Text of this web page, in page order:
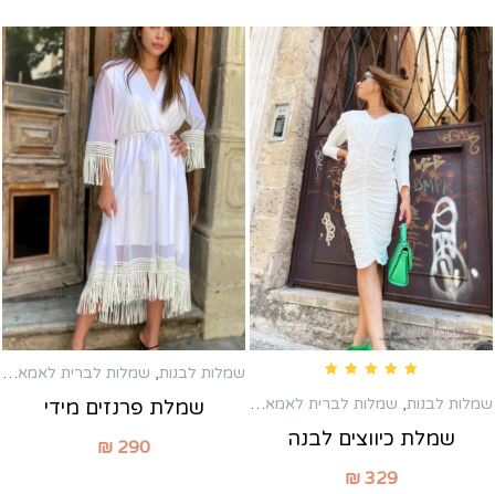
שמלות לבנות, שמלות לברית לאמא, שמלות לשבת חתן,שמלות מיני
שמלת כיווצים לבנה
₪ 329
שמלות לבנות, שמלות לברית לאמא,
שמלת פרנזים מידי
₪ 290